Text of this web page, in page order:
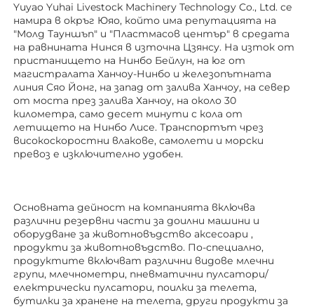
Yuyao Yuhai Livestock Machinery Technology Co., Ltd. се
намира в окръг Юяо, който има репутацията на
"Молд Тауншъп" и "Пластмасов център" в средата
на равнината Нинся в източна Цзянсу. На изток от
пристанището на Нинбо Бейлун, на юг от
магистралата Ханчоу-Нинбо и железопътната
линия Сяо Йонг, на запад от залива Ханчоу, на север
от моста през залива Ханчоу, на около 30
километра, само десет минути с кола от
летището на Нинбо Лисе. Транспортът чрез
високоскоростни влакове, самолети и морски
превоз е изключително удобен.
Основната дейност на компанията включва
различни резервни части за доилни машини и
оборудване за животновъдство аксесоари ,
продукти за животновъдство. По-специално,
продуктите включват различни видове млечни
групи, млечнометри, пневматични пулсатори/
електрически пулсатори, поилки за телета,
бутилки за хранене на телета, други продукти за